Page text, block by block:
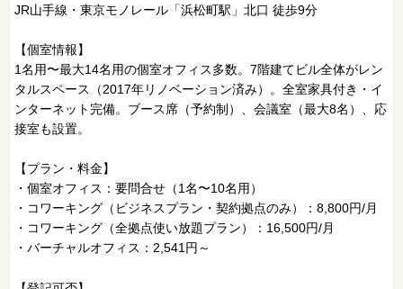
JR山手線・東京モノレール「浜松町駅」北口 徒歩9分
【個室情報】
1名用〜最大14名用の個室オフィス多数。7階建てビル全体がレン
タルスペース（2017年リノベーション済み）。全室家具付き・イ
ンターネット完備。ブース席（予約制）、会議室（最大8名）、応
接室も設置。
【プラン・料金】
・個室オフィス：要問合せ（1名〜10名用）
・コワーキング（ビジネスプラン・契約拠点のみ）：8,800円/月
・コワーキング（全拠点使い放題プラン）：16,500円/月
・バーチャルオフィス：2,541円～